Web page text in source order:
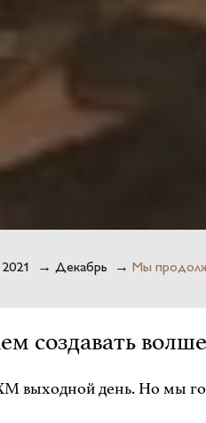
2021 → Декабрь → Мы
создавать
выходной день. Но мы